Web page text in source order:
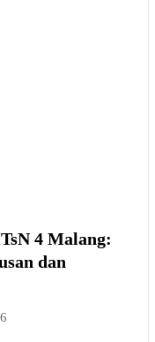
4 Malang:
dan